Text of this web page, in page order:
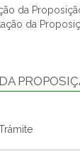
da
da